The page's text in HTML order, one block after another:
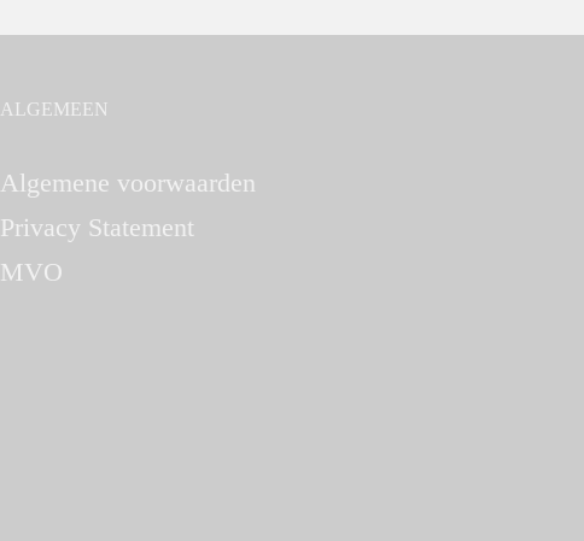
ALGEMEEN
Algemene voorwaarden
Privacy Statement
MVO